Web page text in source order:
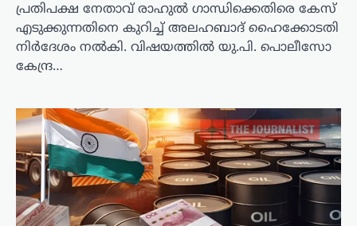
പ്രതിപക്ഷ നേതാവ് രാഹുൽ ഗാന്ധിക്കെതിരെ കേസ്
എടുക്കുന്നതിനെ കുറിച്ച് അലഹബാദ് ഹൈക്കോടതി
നിർദേശം നൽകി. വിഷയത്തിൽ യു.പി. പൊലീസോ
കേന്ദ്ര…